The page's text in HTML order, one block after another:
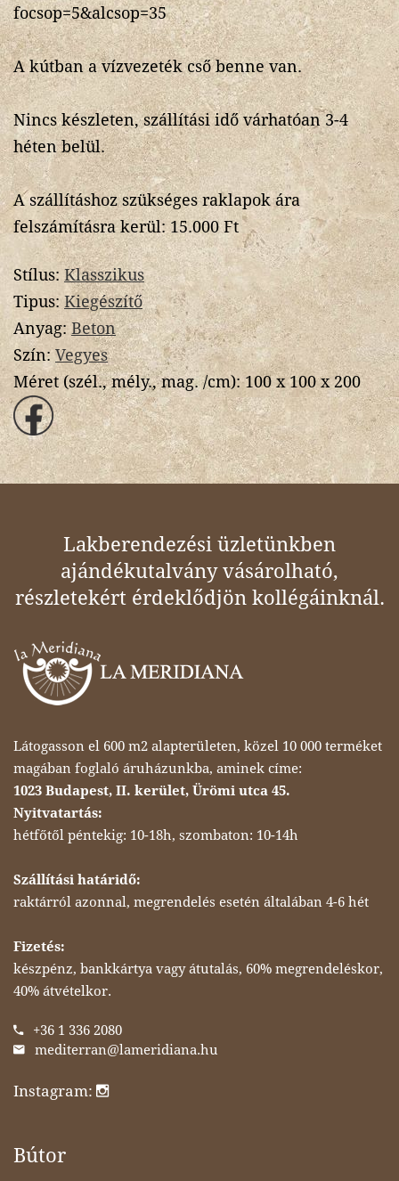
focsop=5&alcsop=35
A kútban a vízvezeték cső benne van.
Nincs készleten, szállítási idő várhatóan 3-4
héten belül.
A szállításhoz szükséges raklapok ára
felszámításra kerül: 15.000 Ft
Stílus: Klasszikus
Tipus: Kiegészítő
Anyag: Beton
Szín:Vegyes
Méret (szél., mély., mag. /cm):100 x 100 x 200
Lakberendezési üzletünkben
ajándékutalvány vásárolható,
részletekért érdeklődjön kollégáinknál.
Látogasson el 600 m2 alapterületen, közel 10 000 terméket
magában foglaló áruházunkba, aminek címe:
1023 Budapest, II. kerület, Ürömi utca 45.
Nyitvatartás:
hétfőtől péntekig: 10-18h, szombaton: 10-14h
Szállítási határidő:
raktárról azonnal, megrendelés esetén általában 4-6 hét
Fizetés:
készpénz, bankkártya vagy átutalás, 60% megrendeléskor,
40% átvételkor.
+36 1 336 2080
mediterran@lameridiana.hu
Instagram:
Bútor